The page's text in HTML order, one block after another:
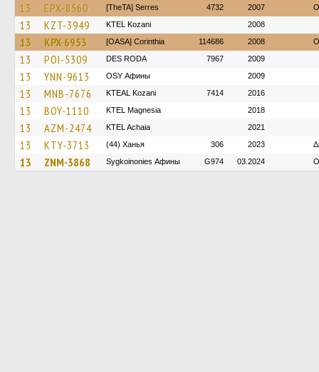
13 EPX-8560 [TheTA] Serres 4732 2007
13 KZT-3949 ΚΤΕL Kozani 2008
13 KPX-6953 [OASA] Corinthia 114686 2008
13 POI-5309 DES RODA 7967 2009
13 YNN-9613 OSY Афины 2009
13 MNB-7676 KTEAL Kozani 7414 2016
13 BOY-1110 ΚΤΕL Magnesia 2018
13 AZM-2474 KTEL Achaia 2021
13 KTY-3713 (44) Ханья 306 2023
13 ZNM-3868 Sygkoinonies Афины G974 03.2024